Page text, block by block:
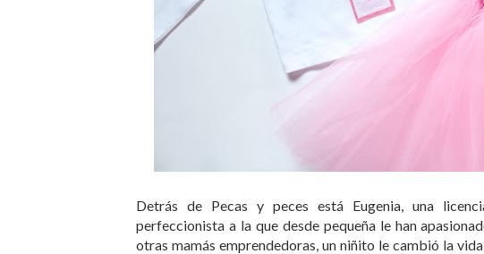
Detrás de Pecas y peces está Eugenia, una
perfeccionista a la que desde pequeña le han
otras mamás emprendedoras, un niñito le cambió la